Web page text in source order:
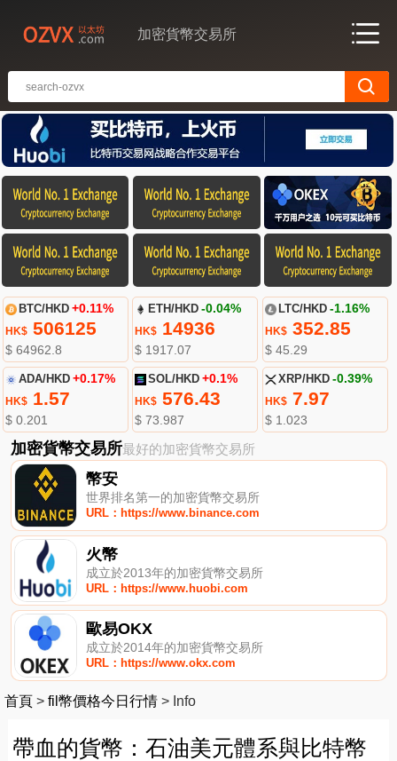
加密貨幣交易所
BTC/HKD +0.11%
HK$506125
$ 64962.8
ETH/HKD -0.04%
HK$ 14936
$ 1917.07
LTC/HKD -1.16%
HK$352.85
$ 45.29
ADA/HKD +0.17%
HK$1.57
$ 0.201
SOL/HKD +0.1%
HK$ 576.43
$ 73.987
XRP/HKD -0.39%
HK$7.97
$ 1.023
加密貨幣交易所最好的加密貨幣交易所
幣安
世界排名第一的加密貨幣交易所
URL：https://www.binance.com
火幣
成立於2013年的加密貨幣交易所
URL：https://www.huobi.com
歐易OKX
成立於2014年的加密貨幣交易所
URL：https://www.okx.com
首頁 > fil幣價格今日行情 > Info
帶血的貨幣：石油美元體系與比特幣